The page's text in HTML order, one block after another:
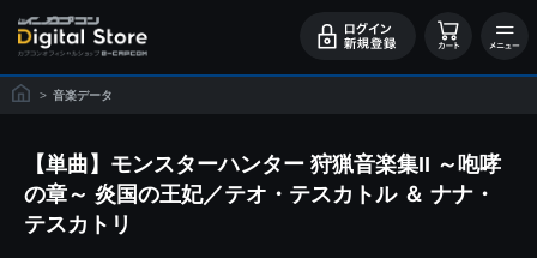
> 音楽データ
【単曲】モンスターハンター 狩猟音楽集II ～咆哮
の章～ 炎国の王妃／テオ・テスカトル ＆ ナナ・
テスカトリ